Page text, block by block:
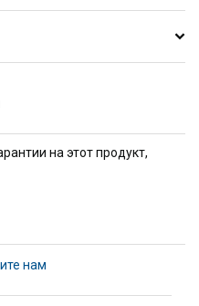
на этот продукт,
нам